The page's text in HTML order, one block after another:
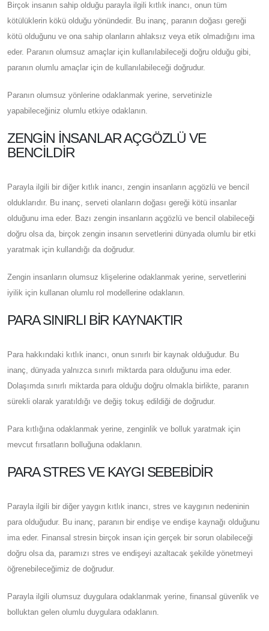
Birçok insanın sahip olduğu parayla ilgili kıtlık inancı, onun tüm
kötülüklerin kökü olduğu yönündedir. Bu inanç, paranın doğası gereği
kötü olduğunu ve ona sahip olanların ahlaksız veya etik olmadığını ima
eder. Paranın olumsuz amaçlar için kullanılabileceği doğru olduğu gibi,
paranın olumlu amaçlar için de kullanılabileceği doğrudur.
Paranın olumsuz yönlerine odaklanmak yerine, servetinizle
yapabileceğiniz olumlu etkiye odaklanın.
ZENGIN İNSANLAR AÇGÖZLÜ VE
BENCILDIR
Parayla ilgili bir diğer kıtlık inancı, zengin insanların açgözlü ve bencil
olduklarıdır. Bu inanç, serveti olanların doğası gereği kötü insanlar
olduğunu ima eder. Bazı zengin insanların açgözlü ve bencil olabileceği
doğru olsa da, birçok zengin insanın servetlerini dünyada olumlu bir etki
yaratmak için kullandığı da doğrudur.
Zengin insanların olumsuz klişelerine odaklanmak yerine, servetlerini
iyilik için kullanan olumlu rol modellerine odaklanın.
PARA SINIRLI BIR KAYNAKTIR
Para hakkındaki kıtlık inancı, onun sınırlı bir kaynak olduğudur. Bu
inanç, dünyada yalnızca sınırlı miktarda para olduğunu ima eder.
Dolaşımda sınırlı miktarda para olduğu doğru olmakla birlikte, paranın
sürekli olarak yaratıldığı ve değiş tokuş edildiği de doğrudur.
Para kıtlığına odaklanmak yerine, zenginlik ve bolluk yaratmak için
mevcut fırsatların bolluğuna odaklanın.
PARA STRES VE KAYGI SEBEBIDIR
Parayla ilgili bir diğer yaygın kıtlık inancı, stres ve kaygının nedeninin
para olduğudur. Bu inanç, paranın bir endişe ve endişe kaynağı olduğunu
ima eder. Finansal stresin birçok insan için gerçek bir sorun olabileceği
doğru olsa da, paramızı stres ve endişeyi azaltacak şekilde yönetmeyi
öğrenebileceğimiz de doğrudur.
Parayla ilgili olumsuz duygulara odaklanmak yerine, finansal güvenlik ve
bolluktan gelen olumlu duygulara odaklanın.